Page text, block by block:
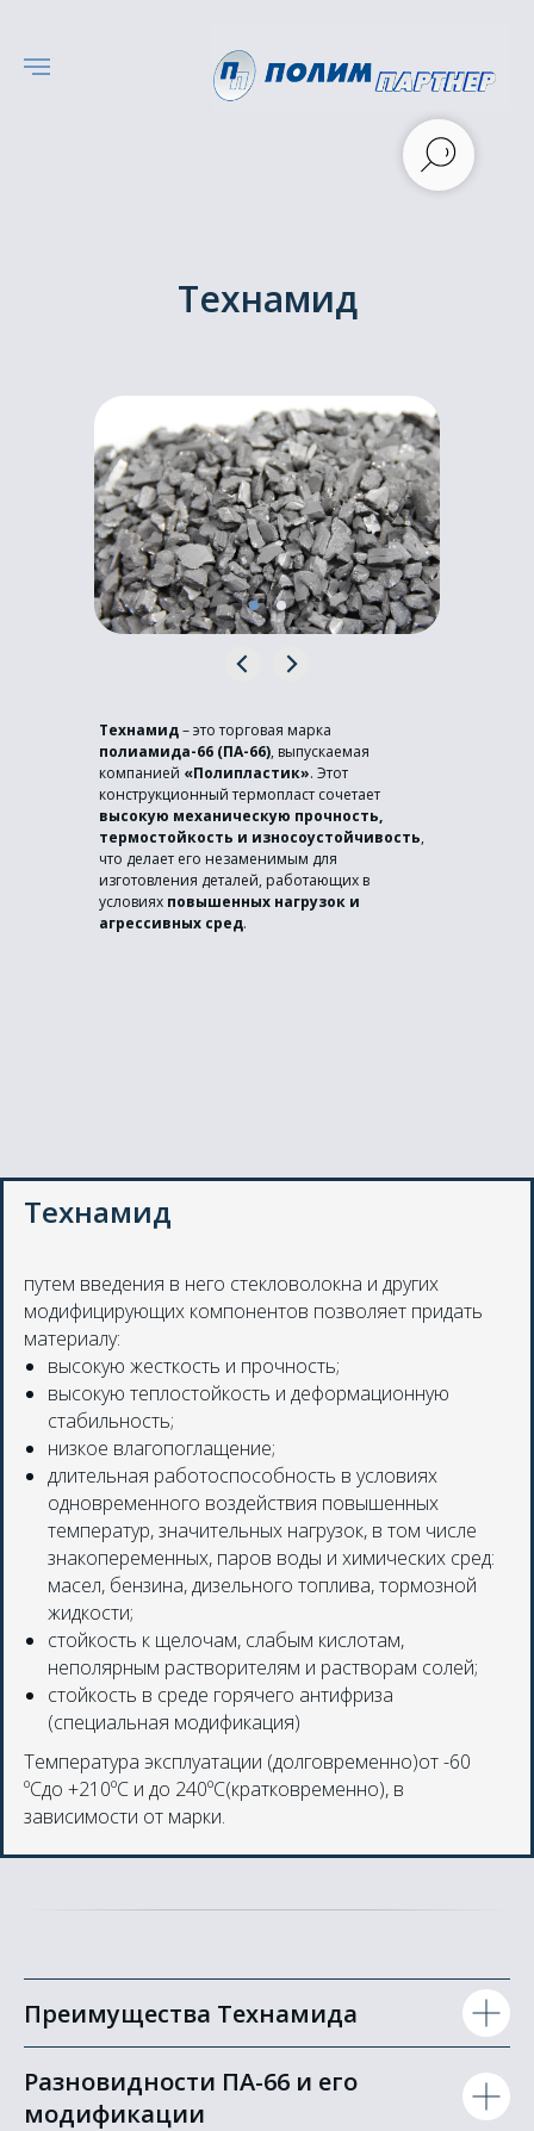
Технамид
Технамид– это торговая марка
полиамида-66 (ПА-66), выпускаемая
компанией «Полипластик». Этот
конструкционный термопласт сочетает
высокую механическую прочность,
термостойкость и износоустойчивость,
что делает его незаменимым для
изготовления деталей, работающих в
условиях повышенных нагрузок и
агрессивных сред.
Технамид
путем введения в него стекловолокна и других
модифицирующих компонентов позволяет придать
материалу:
высокую жесткость и прочность;
высокую теплостойкость и деформационную
стабильность;
низкое влагопоглащение;
длительная работоспособность в условиях
одновременного воздействия повышенных
температур, значительных нагрузок, в том числе
знакопеременных, паров воды и химических сред:
масел, бензина, дизельного топлива, тормозной
жидкости;
стойкость к щелочам, слабым кислотам,
неполярным растворителям и растворам солей;
стойкость в среде горячего антифриза
(специальная модификация)
Температура эксплуатации (долговременно)от -60
ºCдо +210ºC и до 240ºC(кратковременно), в
зависимости от марки.
Преимущества Технамида
Разновидности ПА-66 и его
модификации